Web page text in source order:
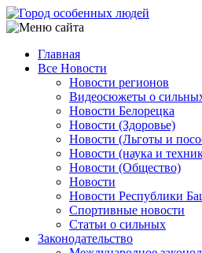
Перейти
к
содержанию
Main
navigation
Главная
Все Новости
Новости регионов
Видеосюжеты о
Новости Белорецка
Новости (Здоровье)
Новости (Льготы и
Новости (наука и
Новости (Общество)
Новости
Новости Республики
Спортивные новости
Статьи о сильных
Законодательство